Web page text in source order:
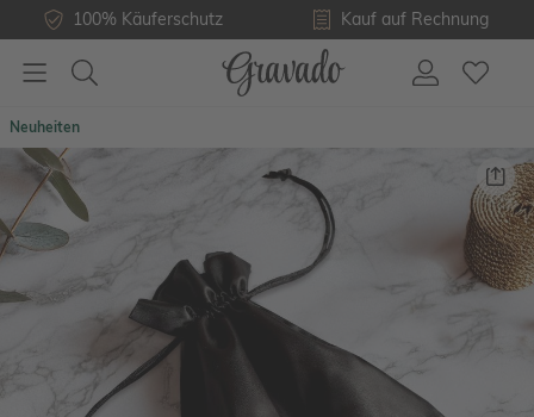
100% Käuferschutz Kauf auf Rechnung
Neuheiten